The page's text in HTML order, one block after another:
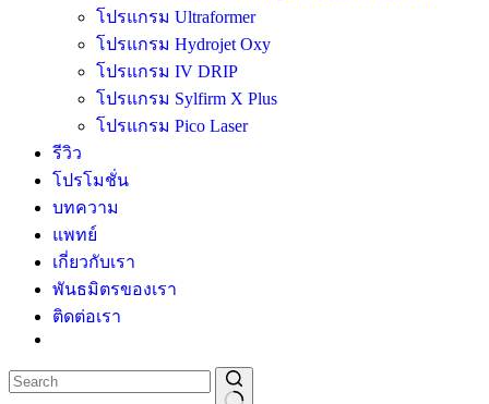
โปรแกรม Ultraformer
โปรแกรม Hydrojet Oxy
โปรแกรม IV DRIP
โปรแกรม Sylfirm X Plus
โปรแกรม Pico Laser
รีวิว
โปรโมชั่น
บทความ
แพทย์
เกี่ยวกับเรา
พันธมิตรของเรา
ติดต่อเรา